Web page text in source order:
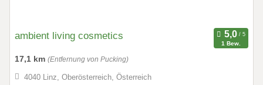
ambient living cosmetics
1 Bew.
17,1 km (Entfernung von Pucking)
4040 Linz, Oberösterreich, Österreich